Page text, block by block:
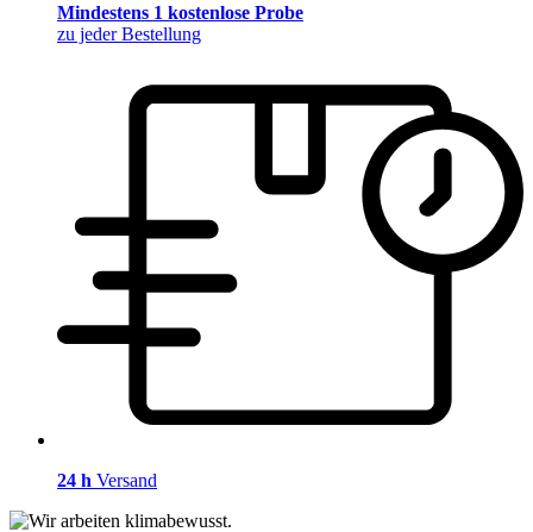
Mindestens 1 kostenlose Probe
zu jeder Bestellung
24 h Versand